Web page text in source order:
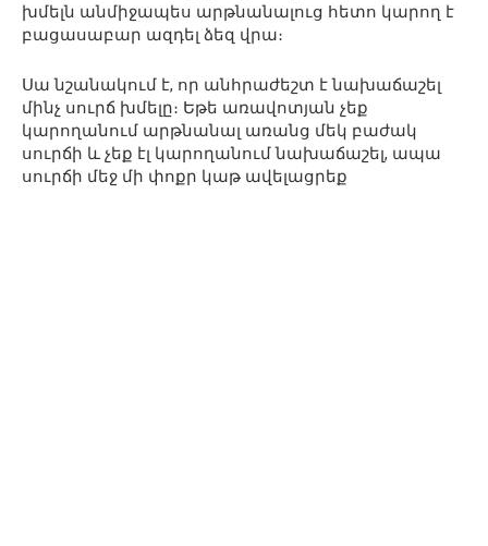
խմելն անմիջապես արթնանալուց հետո կարող է
բացասաբար ազդել ձեզ վրա։
Սա նշանակում է, որ անհրաժեշտ է նախաճաշել
մինչ սուրճ խմելը։ Եթե առավոտյան չեք
կարողանում արթնանալ առանց մեկ բաժակ
սուրճի և չեք էլ կարողանում նախաճաշել, ապա
սուրճի մեջ մի փոքր կաթ ավելացրեք